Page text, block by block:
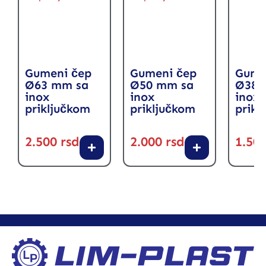
Gumeni čep
Ø63 mm sa
inox
priključkom
2.500 rsd
Gumeni čep
Ø50 mm sa
inox
priključkom
2.000 rsd
Ø38
inox